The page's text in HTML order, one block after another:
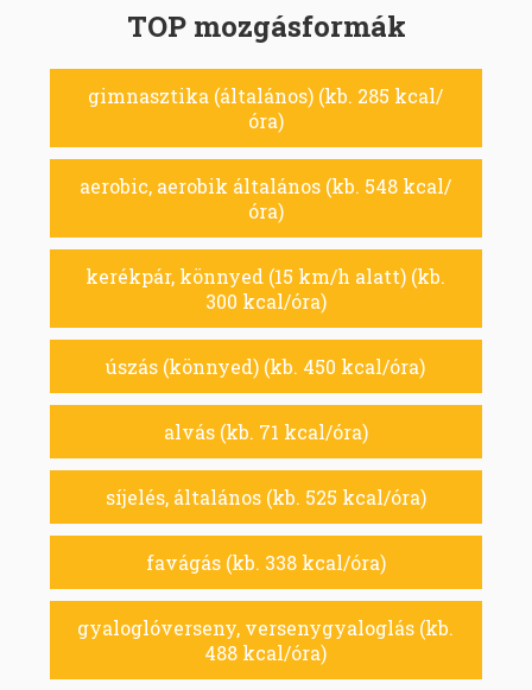
TOP mozgásformák
gimnasztika (általános) (kb. 285 kcal/
óra)
aerobic, aerobik általános (kb. 548 kcal/
óra)
kerékpár, könnyed (15 km/h alatt) (kb.
300 kcal/óra)
úszás (könnyed) (kb. 450 kcal/óra)
alvás (kb. 71 kcal/óra)
síjelés, általános (kb. 525 kcal/óra)
favágás (kb. 338 kcal/óra)
gyaloglóverseny, versenygyaloglás (kb.
488 kcal/óra)